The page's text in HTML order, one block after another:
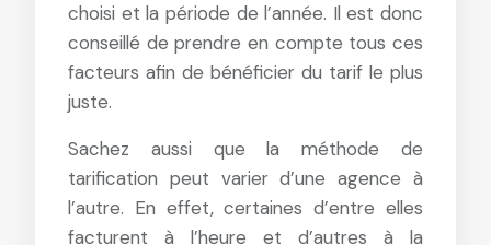
choisi et la période de l’année. Il est donc
conseillé de prendre en compte tous ces
facteurs afin de bénéficier du tarif le plus
juste.
Sachez aussi que la méthode de
tarification peut varier d’une agence à
l’autre. En effet, certaines d’entre elles
facturent à l’heure et d’autres à la